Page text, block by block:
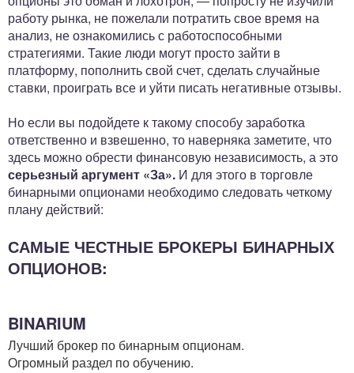
работу рынка, не пожелали потратить свое время на
анализ, не ознакомились с работоспособными
стратегиями. Такие люди могут просто зайти в
платформу, пополнить свой счет, сделать случайные
ставки, проиграть все и уйти писать негативные отзывы.
Но если вы подойдете к такому способу заработка
ответственно и взвешенно, то наверняка заметите, что
здесь можно обрести финансовую независимость, а это
серьезный аргумент «За». И для этого в торговле
бинарными опционами необходимо следовать четкому
плану действий:
САМЫЕ ЧЕСТНЫЕ БРОКЕРЫ БИНАРНЫХ
ОПЦИОНОВ:
BINARIUM
Лучший брокер по бинарным опционам.
Огромный раздел по обучению.